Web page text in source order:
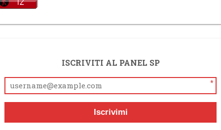
ISCRIVITI AL PANEL SP
*
Iscrivimi